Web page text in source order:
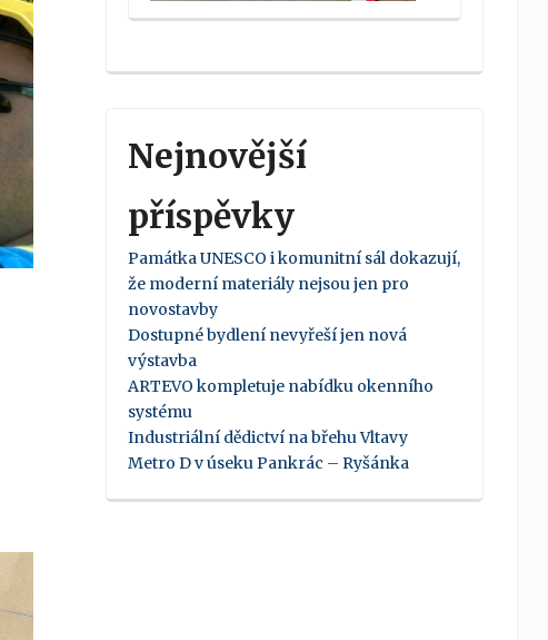
Nejnovější
příspěvky
Památka UNESCO i komunitní sál dokazují,
že moderní materiály nejsou jen pro
novostavby
Dostupné bydlení nevyřeší jen nová
výstavba
ARTEVO kompletuje nabídku okenního
systému
Industriální dědictví na břehu Vltavy
Metro D v úseku Pankrác – Ryšánka